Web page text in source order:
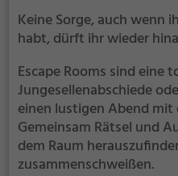
Keine Sorge, auch wenn
habt, dürft ihr wieder
Escape Rooms sind eine
Jungesellenabschiede
einen lustigen Abend mit
Gemeinsam Rätsel und
dem Raum
zusammenschweißen.